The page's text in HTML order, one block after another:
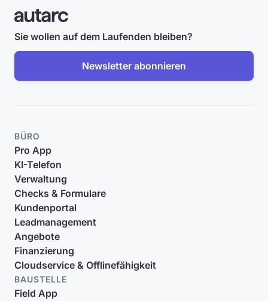
Sie wollen auf dem Laufenden bleiben?
Newsletter abonnieren
BÜRO
Pro App
KI-Telefon
Verwaltung
Checks & Formulare
Kundenportal
Leadmanagement
Angebote
Finanzierung
Cloudservice & Offlinefähigkeit
BAUSTELLE
Field App